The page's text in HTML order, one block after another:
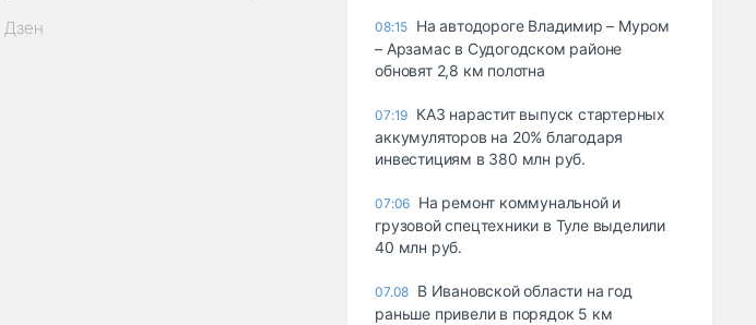
Дзен 08:15 На автодороге Владимир – Муром
– Арзамас в Судогодском районе
обновят 2,8 км полотна
07:19 КАЗ нарастит выпуск стартерных
аккумуляторов на 20% благодаря
инвестициям в 380 млн руб.
07:06 На ремонт коммунальной и
грузовой спецтехники в Туле выделили
40 млн руб.
07.08 В Ивановской области на год
раньше привели в порядок 5 км